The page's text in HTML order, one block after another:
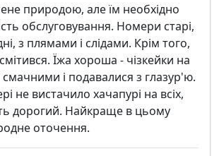
природою, але їм необхідно
обслуговування. Номери старі,
з плямами і слідами. Крім того,
Їжа хороша - чізкейки на
смачними і подавалися з глазур'ю.
не вистачило хачапурі на всіх,
дорогий. Найкраще в цьому
оточення.